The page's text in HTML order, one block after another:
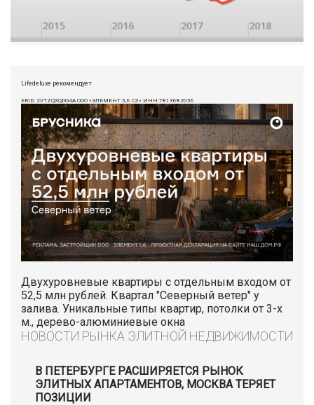
Lifedeluxe рекомендует
ERID: 2VTZQXQDG4A ООО «ЭЛЕМЕНТ 5,6 СЗ» ИНН:7813682056
Двухуровневые квартиры с отдельным входом от
52,5 млн рублей. Квартал "Северный ветер" у
залива. Уникальные типы квартир, потолки от 3-х
м., дерево-алюминиевые окна
НОВОСТИ РЫНКА ЭЛИТНОЙ НЕДВИЖИМОСТИ
В ПЕТЕРБУРГЕ РАСШИРЯЕТСЯ РЫНОК
ЭЛИТНЫХ АПАРТАМЕНТОВ, МОСКВА ТЕРЯЕТ
ПОЗИЦИИ